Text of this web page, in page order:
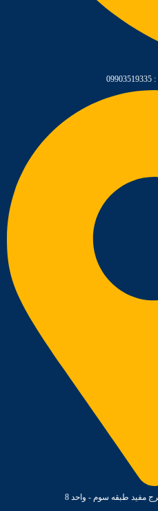
مفید طبقه سوم - واحد 8